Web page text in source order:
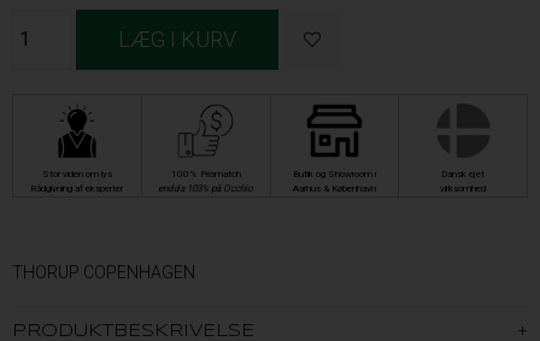
Stor viden om lys
Rådgivning af eksperter
100% Prismatch
endda 103% på Occhio
Butik og Showroom i
Aarhus & København
Dansk ejet
virksomhed
THORUP COPENHAGEN
PRODUKTBESKRIVELSE